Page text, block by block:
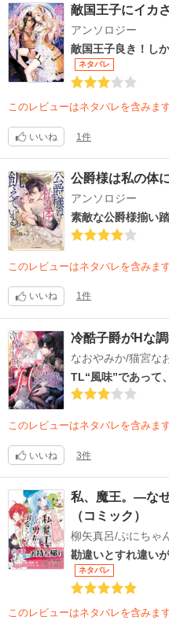
敵国王子にイカ
アンソロジー
敵国王子良き！し
ネタバレ
このレビューはネタバレを含みま
いいね 1件
公爵様は私の体
アンソロジー
素敵な公爵様揃い
このレビューはネタバレを含みま
いいね 1件
冷酷子爵がHな
TL“風味”であって
このレビューはネタバレを含みま
いいね 3件
私、魔王。―な
（コミック）
柳矢真呂/ぷにちゃ
勘違いとすれ違い
ネタバレ
このレビューはネタバレを含みま